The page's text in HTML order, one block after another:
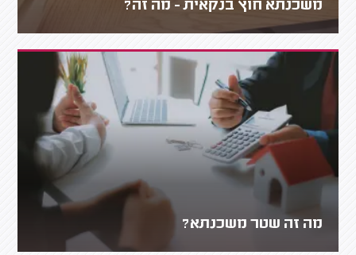
משכנתא חוץ בנקאית - מה זה?
מה זה שטר משכנתא?